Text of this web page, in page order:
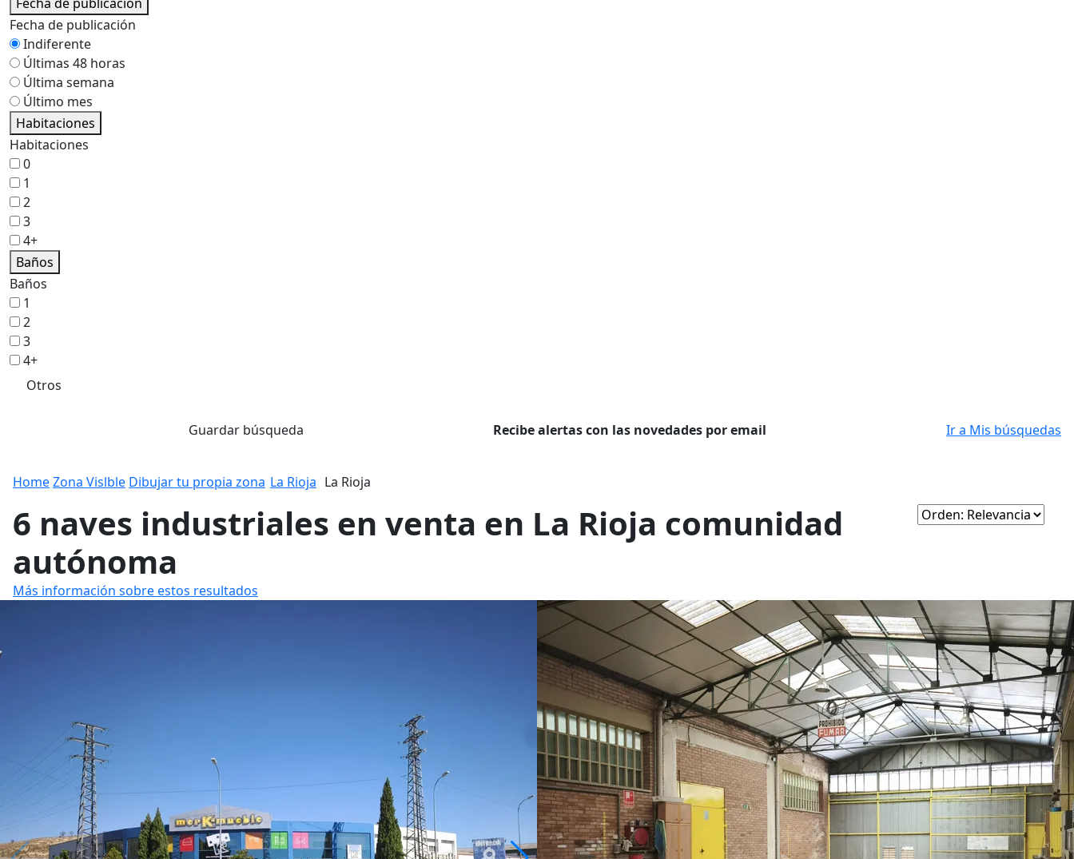
Fecha de publicación
Indiferente
Últimas 48 horas
Última semana
Último mes
Habitaciones
Habitaciones
0
1
2
3
4+
Baños
Baños
1
2
3
4+
Otros
Guardar búsqueda Recibe alertas con las novedades por email Ir a Mis búsquedas
HomeZona Vislble Dibujar tu propia zona La Rioja La Rioja
6 naves industriales en venta en La Rioja comunidad
autónoma
Más información sobre estos resultados